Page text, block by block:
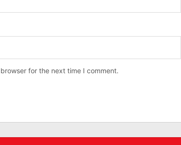
for the next time I comment.